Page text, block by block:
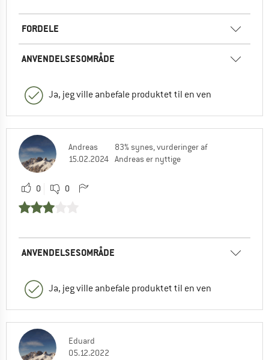
FORDELE
ANVENDELSESOMRÅDE
Ja, jeg ville anbefale produktet til en ven
Andreas
15.02.2024
83% synes, vurderinger af
Andreas er nyttige
0 0
ANVENDELSESOMRÅDE
Ja, jeg ville anbefale produktet til en ven
Eduard
05.12.2022